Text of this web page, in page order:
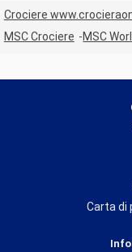
Crociere
MSC Crociere
MSC
Carta di